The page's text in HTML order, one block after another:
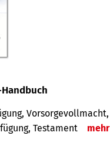
Vorsorgevollmacht,
Testament
mehr